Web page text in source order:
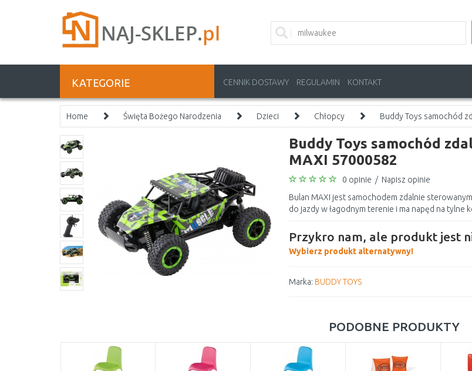
KATEGORIE CENNIK DOSTAWY REGULAMIN KONTAKT
Home Święta Bożego Narodzenia Dzieci Chłopcy Buddy Toys samochód
Buddy Toys samochód
MAXI 57000582
0 opinie / Napisz opinie
Bulan MAXI jest samochodem zdalnie
do jazdy w łagodnym terenie i ma napęd na tylne
Przykro nam, ale produkt jest
Wybierz produkt alternatywny!
Marka: BUDDY TOYS
PODOBNE PRODUKTY